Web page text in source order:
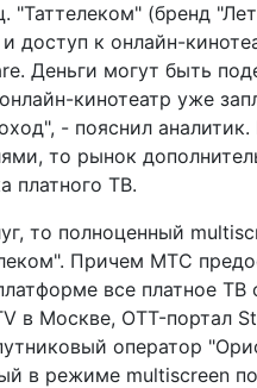
"Таттелеком" (бренд
доступ к онлайн-
Деньги могут быть
кинотеатр уже
- пояснил
то рынок
платного ТВ.
то полноценный
Причем МТС
все платное
в Москве, OTT-портал
оператор
в режиме multiscreen